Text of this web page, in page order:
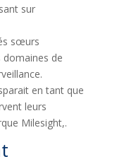
sur
sœurs
domaines de
en tant que
leurs
Milesight,.